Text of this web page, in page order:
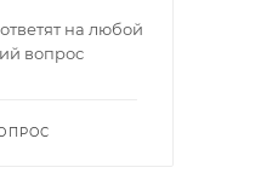
на любой
вопрос